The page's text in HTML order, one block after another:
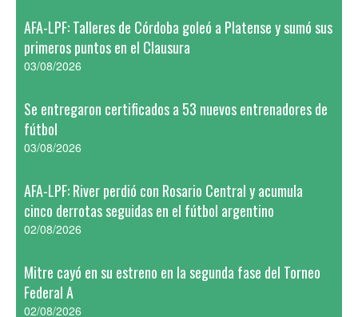
AFA-LPF: Talleres de Córdoba goleó a Platense y sumó sus
primeros puntos en el Clausura
03/08/2026
Se entregaron certificados a 53 nuevos entrenadores de
fútbol
03/08/2026
AFA-LPF: River perdió con Rosario Central y acumula
cinco derrotas seguidas en el fútbol argentino
02/08/2026
Mitre cayó en su estreno en la segunda fase del Torneo
Federal A
02/08/2026